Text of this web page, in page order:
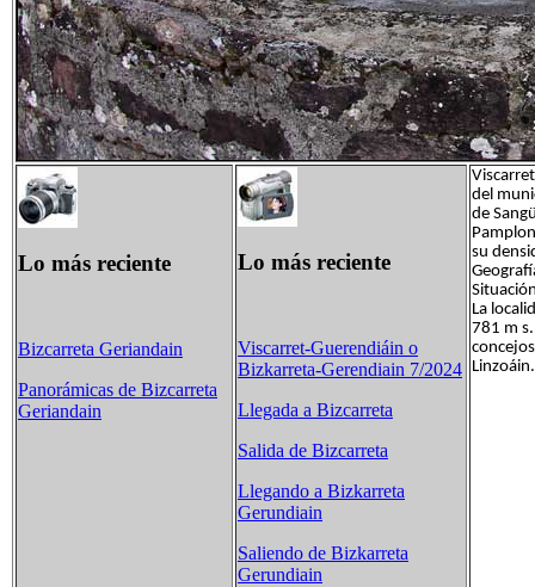
Lo más reciente
Bizcarreta Geriandain
Panorámicas de Bizcarreta
Geriandain
Lo más reciente
Viscarret-Guerendiáin o
Bizkarreta-Gerendiain 7/2024
Llegada a Bizcarreta
Salida de Bizcarreta
Llegando a Bizkarreta
Gerundiain
Saliendo de Bizkarreta
Gerundiain
del
de
su
La
781 m
Linzoáin.